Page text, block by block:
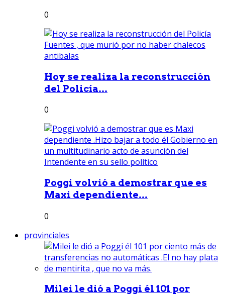
0
Hoy se realiza la reconstrucción
del Policía...
0
Poggi volvió a demostrar que es
Maxi dependiente...
0
provinciales
Milei le dió a Poggi él 101 por